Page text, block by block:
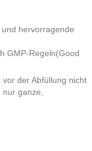
hervorragende
GMP-Regeln(Good
der Abfüllung nicht
ganze,